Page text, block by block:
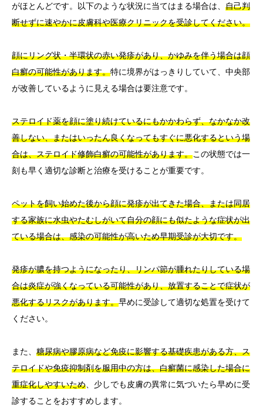
がほとんどです。以下のような状況に当てはまる場合は、 自己判
断せずに速やかに皮膚科や医療クリニックを受診してください。
顔にリング状・半環状の赤い発疹があり、かゆみを伴う場合は顔
白癬の可能性があります。特に境界がはっきりしていて、中央部
が改善しているように見える場合は要注意です。
ステロイド薬を顔に塗り続けているにもかかわらず、なかなか改
善しない、またはいったん良くなってもすぐに悪化するという場
合は、ステロイド修飾白癬の可能性があります。この状態では一
刻も早く適切な診断と治療を受けることが重要です。
ペットを飼い始めた後から顔に発疹が出てきた場合、または同居
する家族に水虫やたむしがいて自分の顔にも似たような症状が出
ている場合は、感染の可能性が高いため早期受診が大切です。
発疹が膿を持つようになったり、リンパ節が腫れたりしている場
合は炎症が強くなっている可能性があり、放置することで症状が
悪化するリスクがあります。早めに受診して適切な処置を受けて
ください。
また、 糖尿病や膠原病など免疫に影響する基礎疾患がある方、ス
テロイドや免疫抑制剤を服用中の方は、白癬菌に感染した場合に
重症化しやすいため 、少しでも皮膚の異常に気づいたら早めに受
診することをおすすめします。